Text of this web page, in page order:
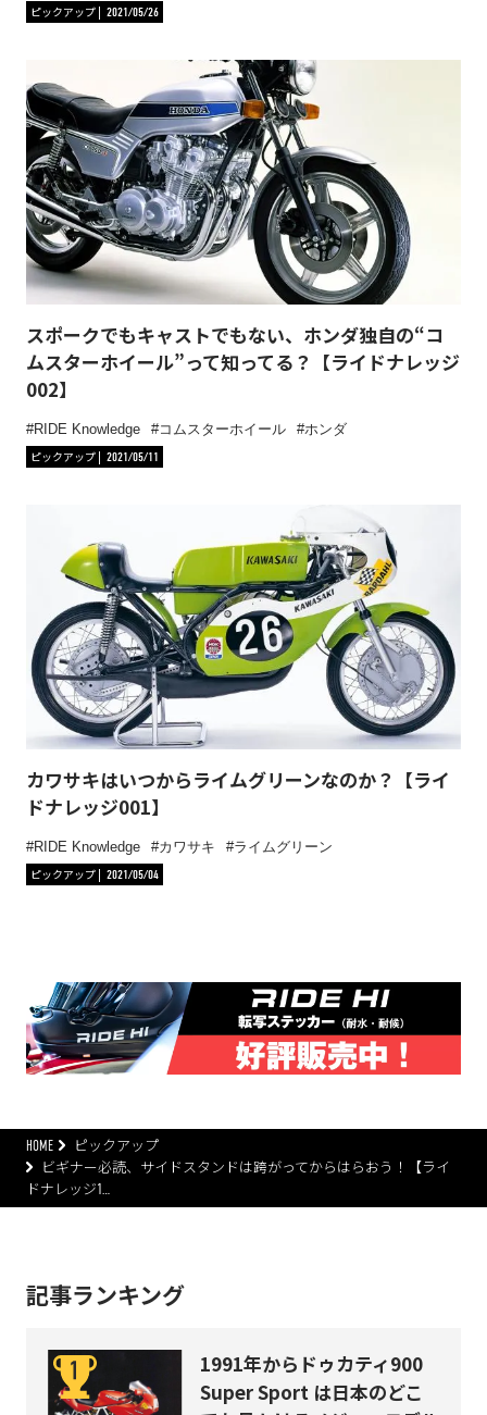
ピックアップ 2021/05/26
スポークでもキャストでもない、ホンダ独自の“コ
ムスターホイール”って知ってる？【ライドナレッジ
002】
RIDE Knowledge コムスターホイール
ホンダ
ピックアップ
2021/05/11
カワサキはいつからライムグリーンなのか？【ライ
ドナレッジ001】
RIDE Knowledge カワサキ
ライムグリーン
ピックアップ
2021/05/04
HOME
ピックアップ
ビギナー必読、サイドスタンドは跨がってからはらおう！【ライ
ドナレッジ1…
記事ランキング
1991年からドゥカティ900
Super Sport は日本のどこ